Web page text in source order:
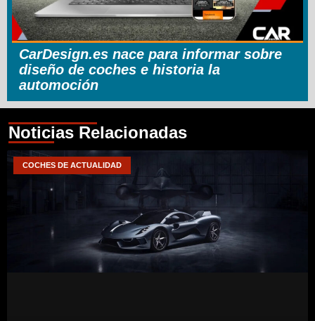
CarDesign.es nace para informar sobre
diseño de coches e historia la
automoción
Noticias Relacionadas
COCHES DE ACTUALIDAD